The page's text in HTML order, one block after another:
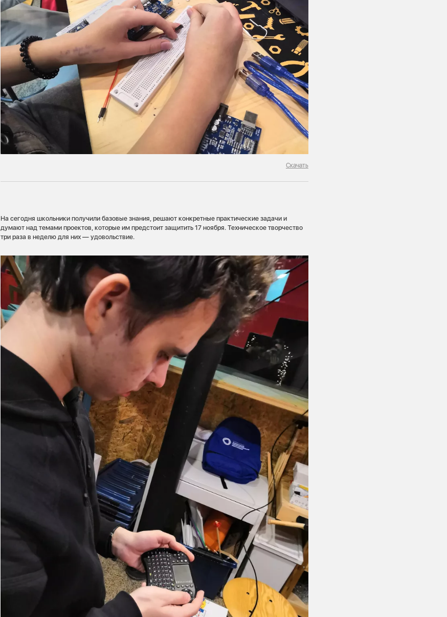
Скачать
На сегодня школьники получили базовые знания, решают конкретные практические задачи и
думают над темами проектов, которые им предстоит защитить 17 ноября. Техническое творчество
три раза в неделю для них — удовольствие.